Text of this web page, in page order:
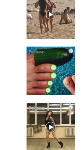
i
i